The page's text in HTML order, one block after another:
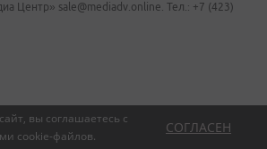
вы соглашаетесь с
cookie-файлов.
СОГЛАСЕН
Центр» sale@mediadv.online. Тел.: +7 (423)